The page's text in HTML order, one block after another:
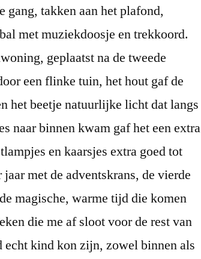
gang, takken aan het plafond,
met muziekdoosje en trekkoord.
geplaatst na de tweede
een flinke tuin, het hout gaf de
het beetje natuurlijke licht dat langs
naar binnen kwam gaf het een extra
en kaarsjes extra goed tot
met de adventskrans, de vierde
magische, warme tijd die komen
die me af sloot voor de rest van
kind kon zijn, zowel binnen als